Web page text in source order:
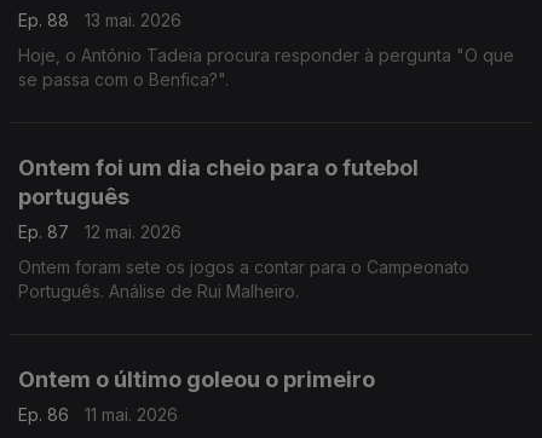
Ep. 88
13 mai. 2026
Hoje, o António Tadeia procura responder à pergunta "O que
se passa com o Benfica?".
Ontem foi um dia cheio para o futebol
português
Ep. 87
12 mai. 2026
Ontem foram sete os jogos a contar para o Campeonato
Português. Análise de Rui Malheiro.
Ontem o último goleou o primeiro
Ep. 86
11 mai. 2026